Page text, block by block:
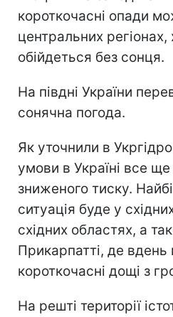
короткочасні опади
центральних регіонах,
обійдеться без сонця.
На півдні України
сонячна погода.
Як уточнили в
умови в Україні все
зниженого тиску.
ситуація буде у
східних областях, а
Прикарпатті, де
короткочасні дощі з
На решті території